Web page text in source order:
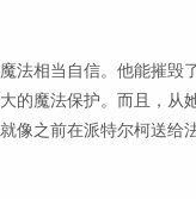
法相当自信。他能摧毁
的魔法保护。而且，从
之前在派特尔柯送给